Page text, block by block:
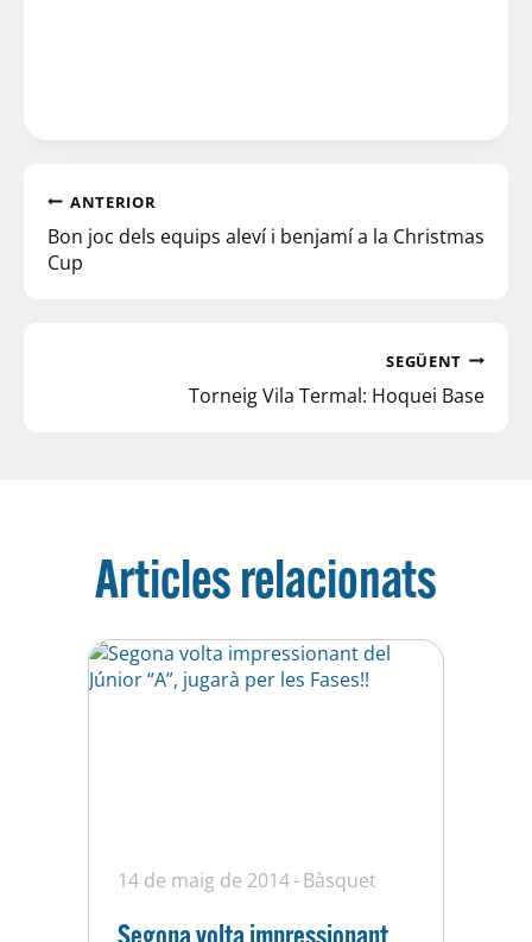
ANTERIOR
Bon joc dels equips aleví i benjamí a la Christmas
Cup
SEGÜENT
Torneig Vila Termal: Hoquei Base
Articles relacionats
14 de maig de 2014 Bàsquet
Segona volta impressionant